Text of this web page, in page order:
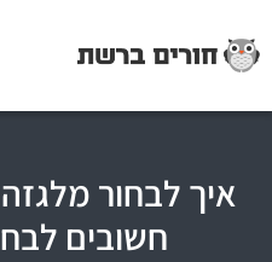
איך לבחור
חשובים